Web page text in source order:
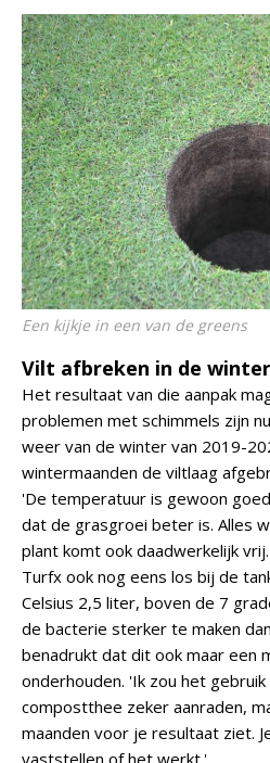
Een kijkje in een van de greens
Vilt afbreken in de winter
Het resultaat van die aanpak
problemen met schimmels zijn
weer van de winter van 2019-
wintermaanden de viltlaag
'De temperatuur is gewoon
dat de grasgroei beter is. Alles
plant komt ook daadwerkelijk
Turfx ook nog eens los bij de
Celsius 2,5 liter, boven de 7
de bacterie sterker te maken
benadrukt dat dit ook maar een
onderhouden. 'Ik zou het
compostthee zeker aanraden,
maanden voor je resultaat ziet.
vaststellen of het werkt.'